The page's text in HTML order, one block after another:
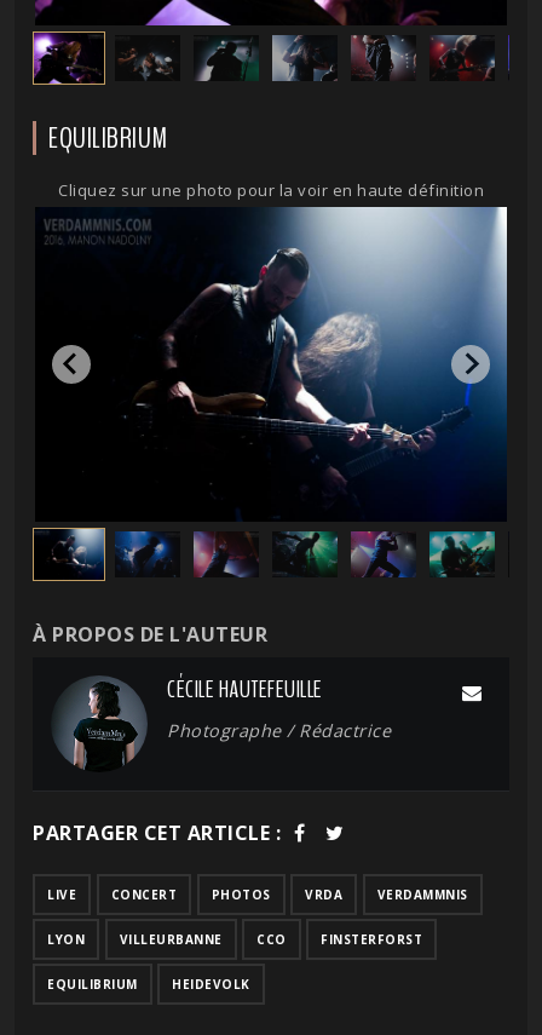
EQUILIBRIUM
Cliquez sur une photo pour la voir en haute définition
À PROPOS DE L'AUTEUR
CÉCILE HAUTEFEUILLE
Photographe / Rédactrice
PARTAGER CET ARTICLE :
LIVE CONCERT PHOTOS VRDA VERDAMMNIS
LYON VILLEURBANNE CCO FINSTERFORST
EQUILIBRIUM HEIDEVOLK